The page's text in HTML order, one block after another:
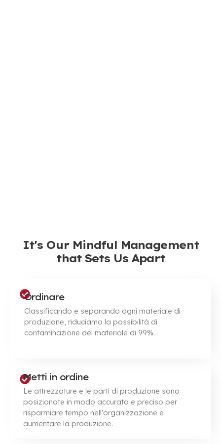
It's Our Mindful Management
that Sets Us Apart
Ordinare
Classificando e separando ogni materiale di
produzione, riduciamo la possibilità di
contaminazione del materiale di 99%.
Metti in ordine
Le attrezzature e le parti di produzione sono
posizionate in modo accurato e preciso per
risparmiare tempo nell'organizzazione e
aumentare la produzione.